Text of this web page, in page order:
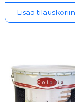
Lisää tilauskoriin